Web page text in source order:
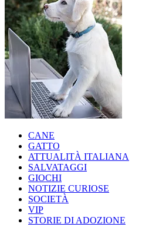
CANE
GATTO
ATTUALITÀ ITALIANA
SALVATAGGI
GIOCHI
NOTIZIE CURIOSE
SOCIETÀ
VIP
STORIE DI ADOZIONE